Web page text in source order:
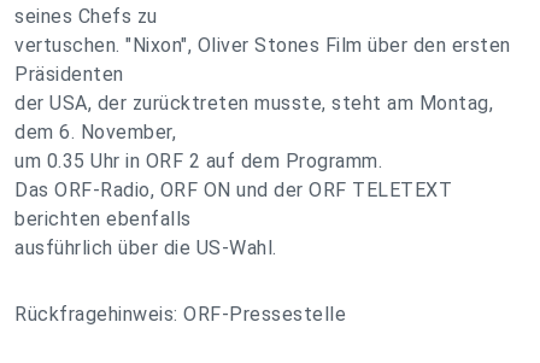
seines Chefs zu
vertuschen. "Nixon", Oliver Stones Film über den ersten
Präsidenten
der USA, der zurücktreten musste, steht am Montag,
dem 6. November,
um 0.35 Uhr in ORF 2 auf dem Programm.
Das ORF-Radio, ORF ON und der ORF TELETEXT
berichten ebenfalls
ausführlich über die US-Wahl.
Rückfragehinweis: ORF-Pressestelle